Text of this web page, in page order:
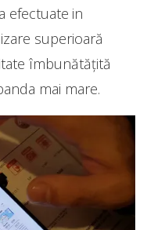
efectuate in
superioară
îmbunătățită
mai mare.